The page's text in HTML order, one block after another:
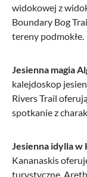
widokowej z
Boundary Bog
tereny podmokłe.
Jesienna magia
kalejdoskop
Rivers Trail
spotkanie z
Jesienna idylla w
Kananaskis
turystyczne.